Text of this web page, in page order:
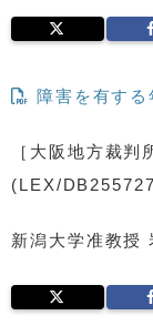
障害を有す
［大阪地方裁
(LEX/
新潟大学准教授